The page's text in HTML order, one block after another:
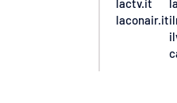
lactv.it
laconair.it